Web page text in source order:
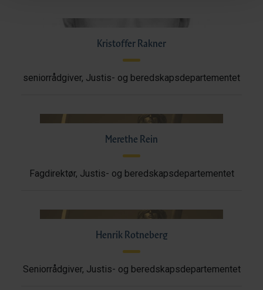
Kristoffer Rakner
seniorrådgiver, Justis- og beredskapsdepartementet
Merethe Rein
Fagdirektør, Justis- og beredskapsdepartementet
Henrik Rotneberg
Seniorrådgiver, Justis- og beredskapsdepartementet